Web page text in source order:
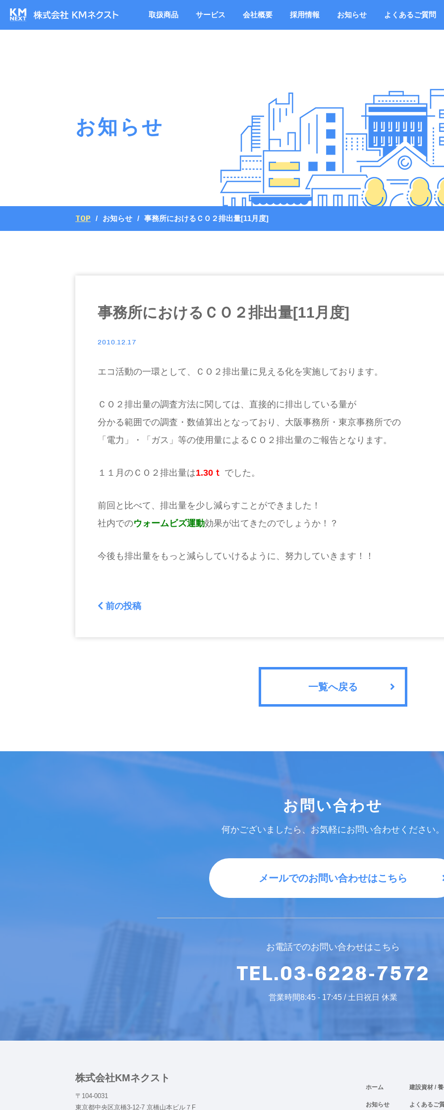
取扱商品 サービス 会社概要 採用情報 お知らせ よくあるご質問
お知らせ
TOP お知らせ 事務所におけるＣＯ２排出量[11月度]
事務所におけるＣＯ２排出量[11月度]
2010.12.17
エコ活動の一環として、ＣＯ２排出量に見える化を実施しております。
ＣＯ２排出量の調査方法に関しては、直接的に排出している量が
分かる範囲での調査・数値算出となっており、大阪事務所・東京事務所での
「電力」・「ガス」等の使用量によるＣＯ２排出量のご報告となります。
１１月のＣＯ２排出量は1.30 ｔ でした。
前回と比べて、排出量を少し減らすことができました！
社内でのウォームビズ運動効果が出てきたのでしょうか！？
今後も排出量をもっと減らしていけるように、努力していきます！！
前の投稿
一覧へ戻る
お問い合わせ
何かございましたら、お気軽にお問い合わせください。
メールでのお問い合わせはこちら
お電話でのお問い合わせはこちら
TEL.03-6228-7572
営業時間8:45 - 17:45 / 土日祝日 休業
株式会社KMネクスト
〒104-0031
東京都中央区京橋3-12-7 京橋山本ビル７F
ホーム
お知らせ
建設資材 /
よくあるご